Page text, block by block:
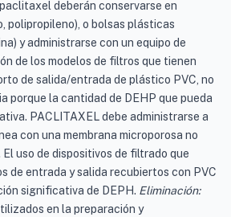
deberán conservarse en
polipropileno), o bolsas plásticas
y administrarse con un equipo de
de los modelos de filtros que tienen
de salida/entrada de plástico PVC, no
porque la cantidad de DEHP que pueda
PACLITAXEL debe administrarse a
con una membrana microporosa no
El uso de dispositivos de filtrado que
de entrada y salida recubiertos con PVC
significativa de DEPH. Eliminación:
en la preparación y